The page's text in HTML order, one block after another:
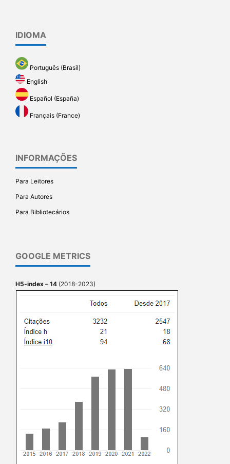
IDIOMA
Português (Brasil)
English
Español (España)
Français (France)
INFORMAÇÕES
Para Leitores
Para Autores
Para Bibliotecários
GOOGLE METRICS
H5-index – 14 (2018-2023)